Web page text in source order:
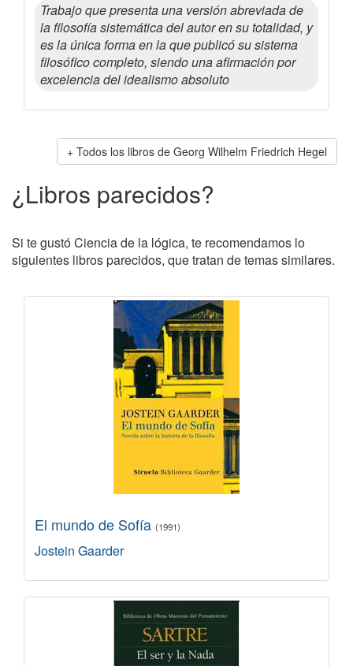
Trabajo que presenta una versión abreviada de
la filosofía sistemática del autor en su totalidad, y
es la única forma en la que publicó su sistema
filosófico completo, siendo una afirmación por
excelencia del idealismo absoluto
Todos los libros de Georg Wilhelm Friedrich Hegel
¿Libros parecidos?
Si te gustó Ciencia de la lógica, te recomendamos lo
siguientes libros parecidos, que tratan de temas similares.
El mundo de Sofía (1991)
Jostein Gaarder